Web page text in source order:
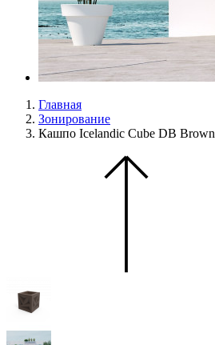
Главная
Зонирование
Кашпо Icelandic Cube DB Brown